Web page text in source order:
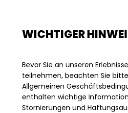
WICHTIGER
Bevor Sie an unseren
teilnehmen, beachten Sie
Allgemeinen
enthalten wichtige
Stornierungen und